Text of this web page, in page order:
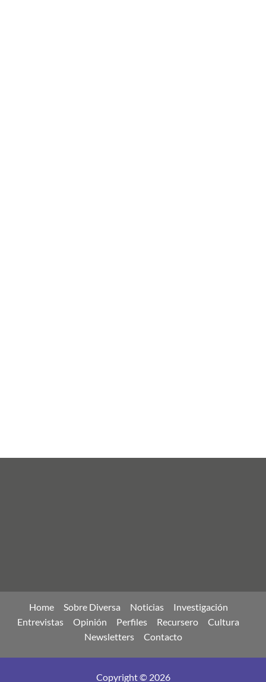
Home Sobre Diversa Noticias
Investigación
Entrevistas
Opinión Perfiles Recursero
Cultura
Newsletters
Contacto
Copyright © 2026